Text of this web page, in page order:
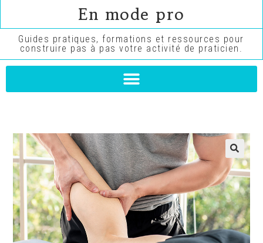
En mode pro
Guides pratiques, formations et ressources pour
construire pas à pas votre activité de praticien.